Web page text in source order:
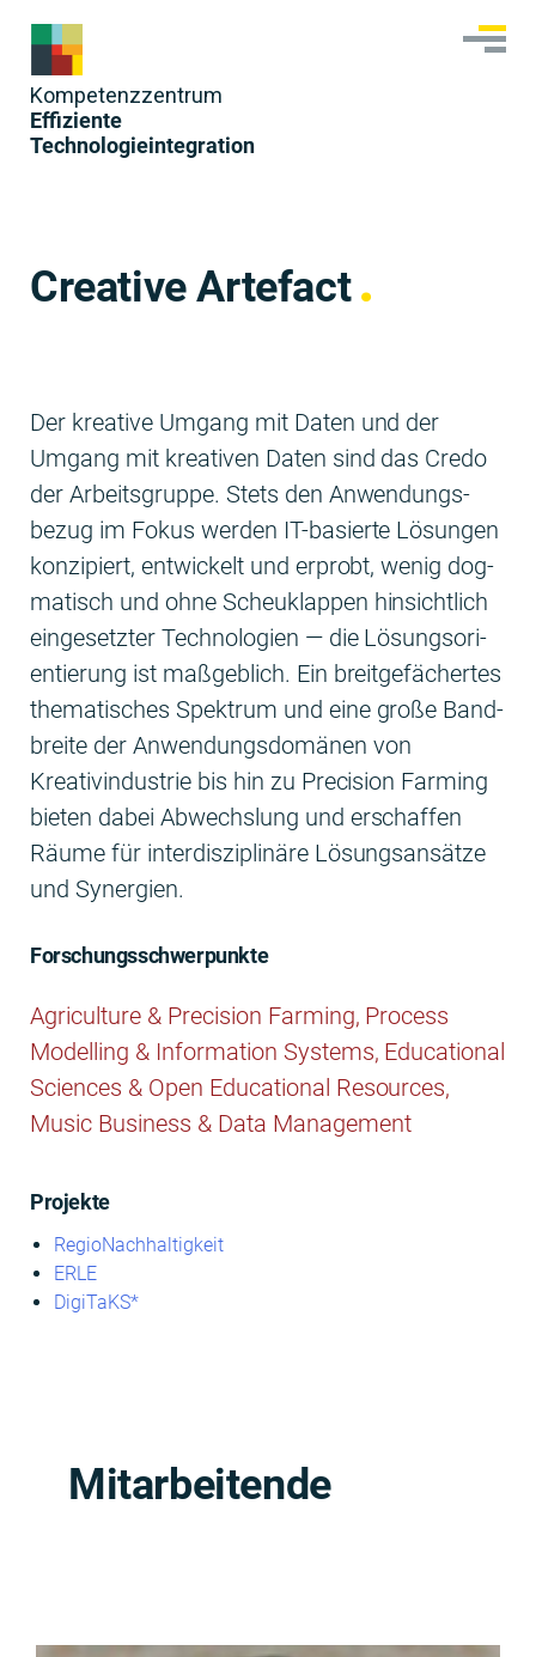
content
Kom­pe­tenzzen­trum
Effiziente
Technologieintegration
Creative Artefact
Der kreative Umgang mit Dat­en und der
Umgang mit kreativ­en Dat­en sind das Cre­do
der Arbeits­gruppe. Stets den Anwen­dungs­
bezug im Fokus wer­den IT-basierte Lösun­gen
konzip­iert, entwick­elt und erprobt, wenig dog­
ma­tisch und ohne Scheuk­lap­pen hin­sichtlich
einge­set­zter Tech­nolo­gien — die Lösung­sori­
en­tierung ist maßge­blich. Ein bre­it­ge­fächertes
the­ma­tis­ches Spek­trum und eine große Band­
bre­ite der Anwen­dungs­domä­nen von
Kreativin­dus­trie bis hin zu Pre­ci­sion Farm­ing
bieten dabei Abwech­slung und erschaf­fen
Räume für inter­diszi­plinäre Lösungsan­sätze
und Synergien.
Forschungsschwerpunkte
Agri­cul­ture & Pre­ci­sion Farm­ing, Process
Mod­el­ling & Infor­ma­tion Sys­tems, Edu­ca­tion­al
Sci­ences & Open Edu­ca­tion­al Resources,
Music Busi­ness & Data Management
Projekte
RegioNach­haltigkeit
ERLE
Dig­i­TaKS*
Mitarbeitende